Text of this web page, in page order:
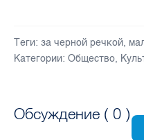
Теги: за черной речкой,
Категории: Общество,
Обсуждение ( 0 )